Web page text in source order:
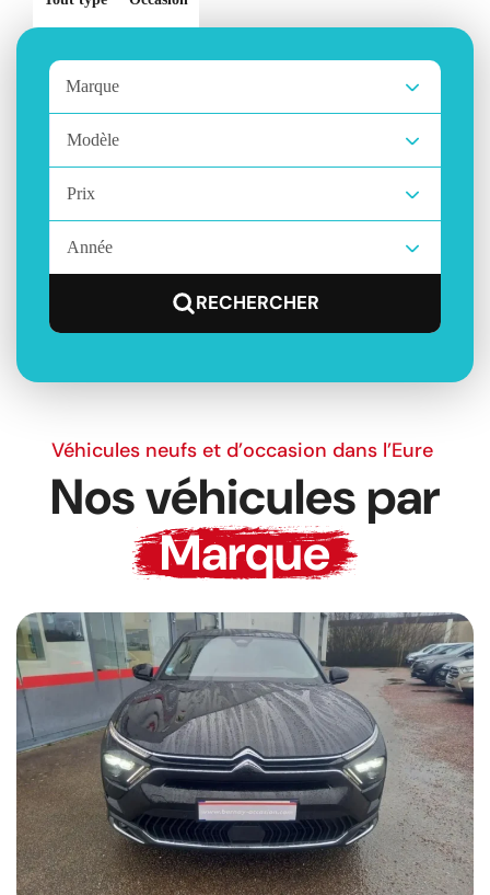
Marque
Modèle
Prix
Année
Véhicules neufs et d’occasion dans l’Eure
Nos véhicules par
Marque